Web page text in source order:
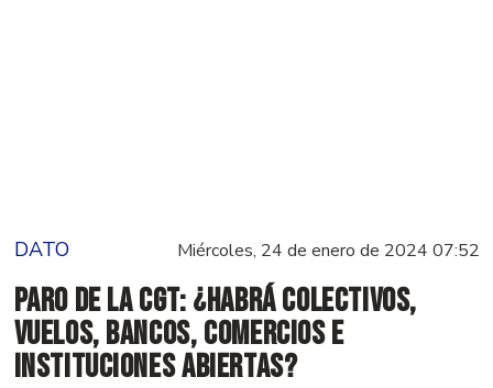
DATO Miércoles, 24 de enero de 2024 07:52
Paro de la CGT: ¿habrá colectivos,
vuelos, bancos, comercios e
instituciones abiertas?